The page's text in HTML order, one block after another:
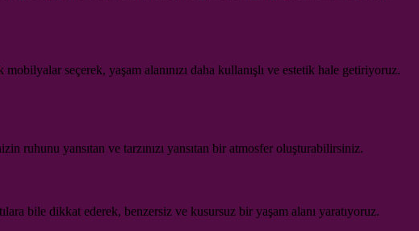
seçerek, yaşam alanınızı daha kullanışlı ve estetik hale getiriyoruz.
ruhunu yansıtan ve tarzınızı yansıtan bir atmosfer oluşturabilirsiniz.
bile dikkat ederek, benzersiz ve kusursuz bir yaşam alanı yaratıyoruz.